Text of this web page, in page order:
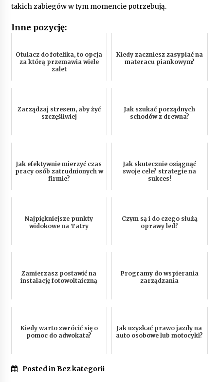
takich zabiegów w tym momencie potrzebują.
Inne pozycję:
Otulacz do fotelika, to opcja
za którą przemawia wiele
zalet
Kiedy zaczniesz zasypiać na
materacu piankowym?
Zarządzaj stresem, aby żyć
szczęśliwiej
Jak szukać porządnych
schodów z drewna?
Jak efektywnie mierzyć czas
pracy osób zatrudnionych w
firmie?
Jak skutecznie osiągnąć
swoje cele? strategie na
sukces!
Najpiękniejsze punkty
widokowe na Tatry
Czym są i do czego służą
oprawy led?
Zamierzasz postawić na
instalację fotowoltaiczną
Programy do wspierania
zarządzania
Kiedy warto zwrócić się o
pomoc do adwokata?
Jak uzyskać prawo jazdy na
auto osobowe lub motocykl?
Posted in Bez kategorii